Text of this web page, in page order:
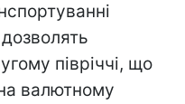
півріччі, що
валютному